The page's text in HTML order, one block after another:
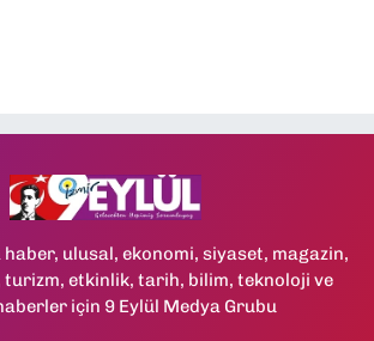
ulusal, ekonomi, siyaset, magazin,
turizm, etkinlik, tarih, bilim, teknoloji ve
için 9 Eylül Medya Grubu